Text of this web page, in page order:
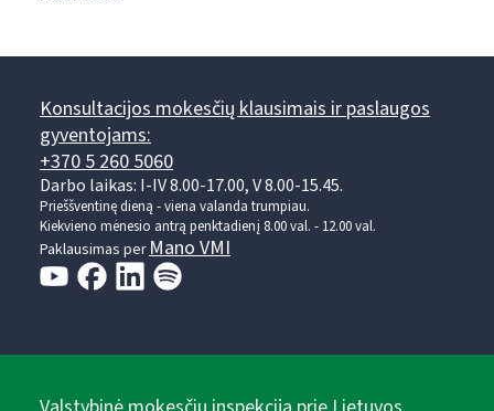
Konsultacijos mokesčių klausimais ir paslaugos
gyventojams:
+370 5 260 5060
Darbo laikas: I-IV 8.00-17.00, V 8.00-15.45.
Prieššventinę dieną - viena valanda trumpiau.
Kiekvieno mėnesio antrą penktadienį 8.00 val. - 12.00 val.
Paklausimas perMano VMI